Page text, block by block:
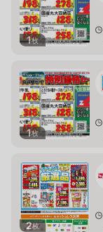
1枚
1枚
2枚